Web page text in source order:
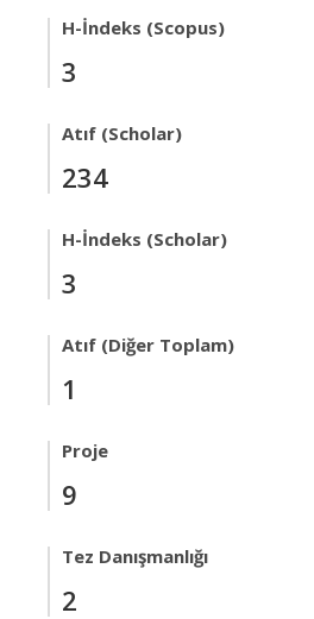
H-İndeks (Scopus)
3
Atıf (Scholar)
234
H-İndeks (Scholar)
3
Atıf (Diğer Toplam)
1
Proje
9
Tez Danışmanlığı
2